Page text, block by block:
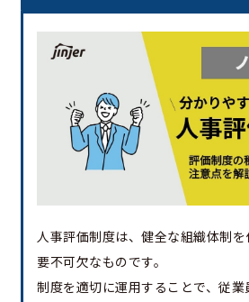
人事評価制度は、健全な組織体制
要不可欠なものです。
制度を適切に運用することで、従